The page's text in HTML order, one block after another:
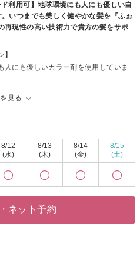
利用可】地球環境にも人にも優しい自
いつまでも美しく健やかな髪を『ふぉ
再現性の高い技術力で貴方の髪をサポ
見る
人にも優しいカラー剤を使用していま
々な国の恩恵を受けてcolourしていきま
素材をベースとしたノンアルカリカラ
8/12
(水)
8/13
(木)
8/14
(金)
8/15
(土)
ネット予約